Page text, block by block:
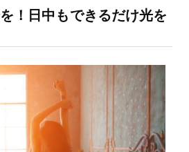
！日中もできるだけ光を